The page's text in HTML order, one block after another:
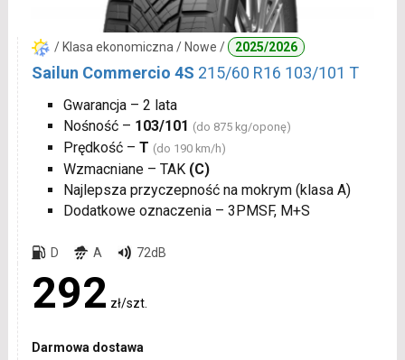
/ Klasa ekonomiczna / Nowe / 2025/2026
Sailun Commercio 4S 215/60 R16 103/101 T
Gwarancja – 2 lata
Nośność – 103/101 (do 875 kg/oponę)
Prędkość – T (do 190 km/h)
Wzmacniane – TAK (C)
Najlepsza przyczepność na mokrym (klasa A)
Dodatkowe oznaczenia – 3PMSF, M+S
D A 72dB
292 zł/szt.
Darmowa dostawa